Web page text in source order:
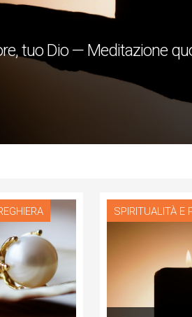
tuo Dio — Meditazione
SPIRITUALITÀ E